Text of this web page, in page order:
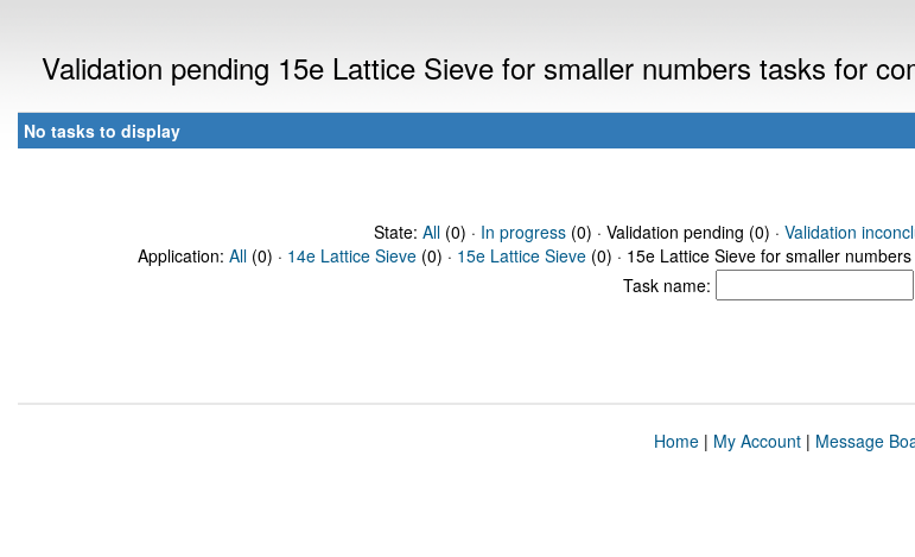
Validation pending 15e Lattice Sieve for smaller numbers tasks for
No tasks to display
State: All(0) · In progress(0) · Validation pending (0) · Validation
Application: All (0) · 14e Lattice Sieve (0) · 15e Lattice Sieve (0) · 15e Lattice Sieve for smaller numbers
Task name:
Home| My Account| Message